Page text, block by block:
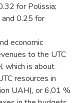
for Polissia;
0.25 for
economic
to the UTC
which is about
resources in
UAH), or 6,01 %